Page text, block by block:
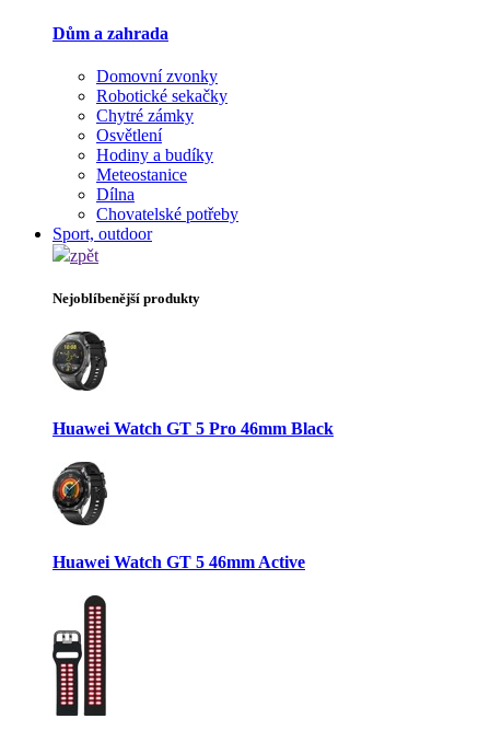
Dům a zahrada
Domovní zvonky
Robotické sekačky
Chytré zámky
Osvětlení
Hodiny a budíky
Meteostanice
Dílna
Chovatelské potřeby
Sport, outdoor
zpět
Nejoblíbenější produkty
Huawei Watch GT 5 Pro 46mm Black
Huawei Watch GT 5 46mm Active